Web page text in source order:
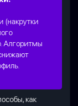
(накрутки
Алгоритмы
как